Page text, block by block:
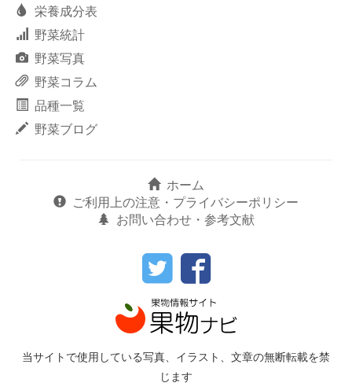
栄養成分表
野菜統計
野菜写真
野菜コラム
品種一覧
野菜ブログ
ホーム
ご利用上の注意・プライバシーポリシー
お問い合わせ・参考文献
当サイトで使用している写真、イラスト、文章の無断転載を禁
じます